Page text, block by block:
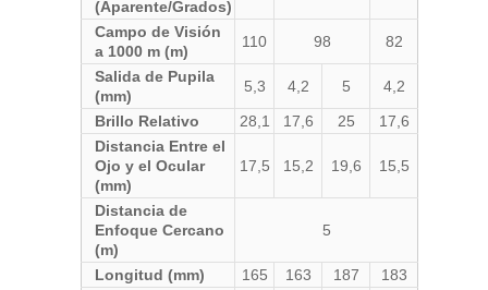
(Aparente/Grados)
Campo de Visión
a 1000 m (m)
110 98
82
Salida de Pupila
(mm)
5,3 4,2 5
4,2
Brillo Relativo
28,1 17,6 25
17,6
Distancia Entre el
Ojo y el Ocular
(mm)
17,5 15,2 19,6 15,5
Distancia de
Enfoque Cercano
(m)
5
Longitud (mm) 165 163 187 183